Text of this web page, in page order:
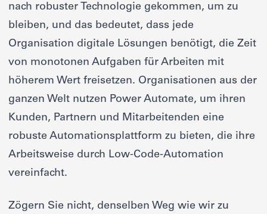
nach robuster Technologie gekommen, um zu
bleiben, und das bedeutet, dass jede
Organisation digitale Lösungen benötigt, die Zeit
von monotonen Aufgaben für Arbeiten mit
höherem Wert freisetzen. Organisationen aus der
ganzen Welt nutzen Power Automate, um ihren
Kunden, Partnern und Mitarbeitenden eine
robuste Automationsplattform zu bieten, die ihre
Arbeitsweise durch Low-Code-Automation
vereinfacht.
Zögern Sie nicht, denselben Weg wie wir zu